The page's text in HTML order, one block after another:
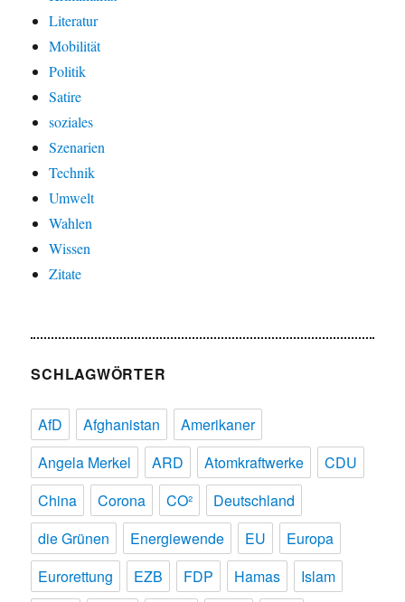
Literatur
Mobilität
Politik
Satire
soziales
Szenarien
Technik
Umwelt
Wahlen
Wissen
Zitate
SCHLAGWÖRTER
AfD Afghanistan
Amerikaner
Angela Merkel
ARD Atomkraftwerke
CDU
China
Corona CO²
Deutschland
die Grünen
Energiewende EU
Europa
Eurorettung
EZB FDP Hamas
Islam